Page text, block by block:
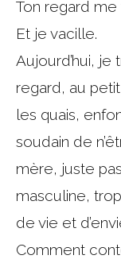
Ton regard me
Et je vacille.
Aujourd’hui, je
regard, au
les quais,
soudain de
mère, juste
masculine,
de vie et
Comment